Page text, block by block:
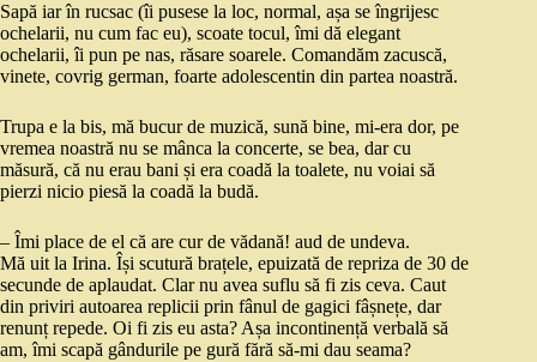
Sapă iar în rucsac (îi pusese la loc, normal, așa se îngrijesc
ochelarii, nu cum fac eu), scoate tocul, îmi dă elegant
ochelarii, îi pun pe nas, răsare soarele. Comandăm zacuscă,
vinete, covrig german, foarte adolescentin din partea noastră.
Trupa e la bis, mă bucur de muzică, sună bine, mi-era dor, pe
vremea noastră nu se mânca la concerte, se bea, dar cu
măsură, că nu erau bani și era coadă la toalete, nu voiai să
pierzi nicio piesă la coadă la budă.
– Îmi place de el că are cur de vădană! aud de undeva.
Mă uit la Irina. Își scutură brațele, epuizată de repriza de 30 de
secunde de aplaudat. Clar nu avea suflu să fi zis ceva. Caut
din priviri autoarea replicii prin fânul de gagici fâșnețe, dar
renunț repede. Oi fi zis eu asta? Așa incontinență verbală să
am, îmi scapă gândurile pe gură fără să-mi dau seama?